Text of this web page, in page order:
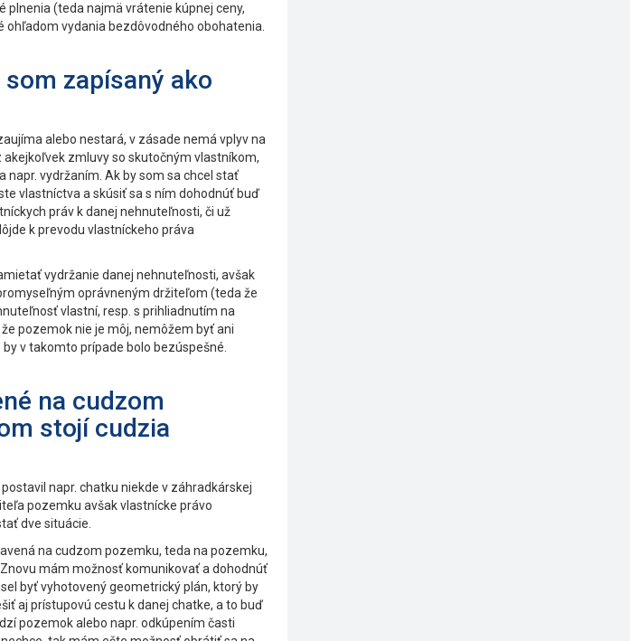
(teda najmä vrátenie kúpnej ceny,
ohľadom vydania bezdôvodného obohatenia.
zapísaný ako
alebo nestará, v zásade nemá vplyv na
zmluvy so skutočným vlastníkom,
vydržaním. Ak by som sa chcel stať
vlastníctva a skúsiť sa s ním dohodnúť buď
práv k danej nehnuteľnosti, či už
k prevodu vlastníckeho práva
vydržanie danej nehnuteľnosti, avšak
oprávneným držiteľom (teda že
vlastní, resp. s prihliadnutím na
pozemok nie je môj, nemôžem byť ani
v takomto prípade bolo bezúspešné.
na cudzom
stojí cudzia
napr. chatku niekde v záhradkárskej
pozemku avšak vlastnícke právo
dve situácie.
na cudzom pozemku, teda na pozemku,
mám možnosť komunikovať a dohodnúť
byť vyhotovený geometrický plán, ktorý by
aj prístupovú cestu k danej chatke, a to buď
pozemok alebo napr. odkúpením časti